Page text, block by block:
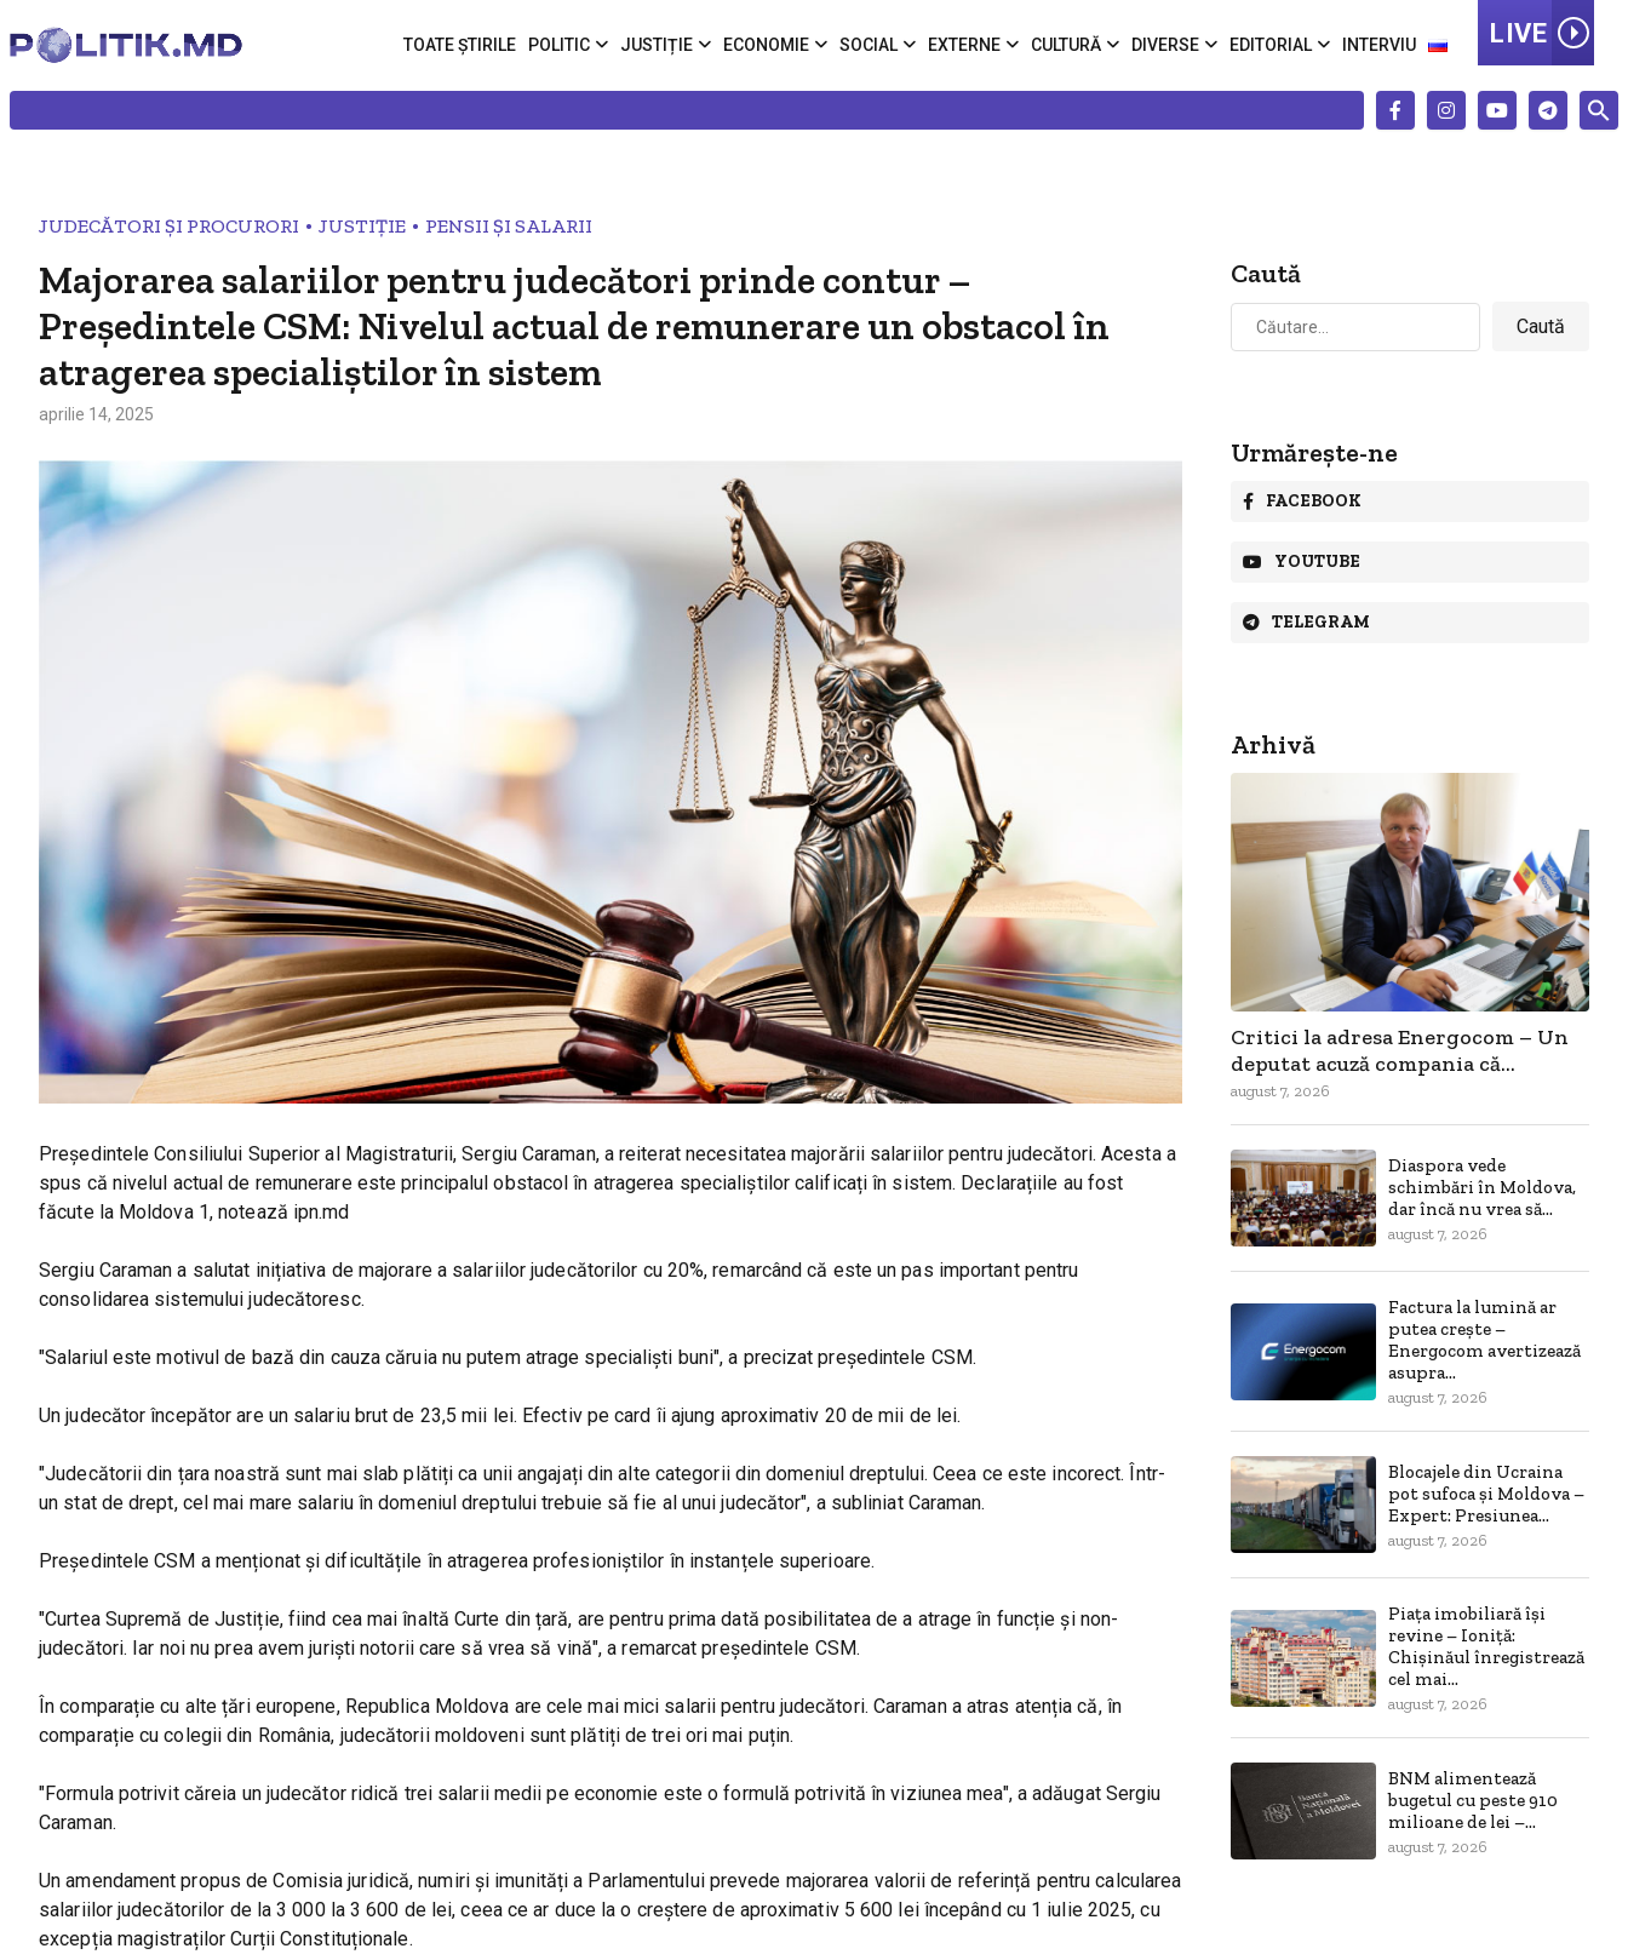
TOATE ȘTIRILE POLITIC JUSTIȚIE ECONOMIE SOCIAL EXTERNE CULTURĂ DIVERSE EDITORIAL INTERVIU LIVE
JUDECĂTORI ȘI PROCURORI • JUSTIȚIE • PENSII ȘI SALARII
Majorarea salariilor pentru judecători prinde contur –
Preşedintele CSM: Nivelul actual de remunerare un obstacol în
atragerea specialiștilor în sistem
aprilie 14, 2025
Președintele Consiliului Superior al Magistraturii, Sergiu Caraman, a reiterat necesitatea majorării salariilor pentru judecători. Acesta a
spus că nivelul actual de remunerare este principalul obstacol în atragerea specialiștilor calificați în sistem. Declarațiile au fost
făcute la Moldova 1, notează ipn.md
Sergiu Caraman a salutat inițiativa de majorare a salariilor judecătorilor cu 20%, remarcând că este un pas important pentru
consolidarea sistemului judecătoresc.
"Salariul este motivul de bază din cauza căruia nu putem atrage specialiști buni", a precizat președintele CSM.
Un judecător începător are un salariu brut de 23,5 mii lei. Efectiv pe card îi ajung aproximativ 20 de mii de lei.
"Judecătorii din țara noastră sunt mai slab plătiți ca unii angajați din alte categorii din domeniul dreptului. Ceea ce este incorect. Într-
un stat de drept, cel mai mare salariu în domeniul dreptului trebuie să fie al unui judecător", a subliniat Caraman.
Președintele CSM a menționat și dificultățile în atragerea profesioniștilor în instanțele superioare.
"Curtea Supremă de Justiție, fiind cea mai înaltă Curte din țară, are pentru prima dată posibilitatea de a atrage în funcție și non-
judecători. Iar noi nu prea avem juriști notorii care să vrea să vină", a remarcat președintele CSM.
În comparație cu alte țări europene, Republica Moldova are cele mai mici salarii pentru judecători. Caraman a atras atenția că, în
comparație cu colegii din România, judecătorii moldoveni sunt plătiți de trei ori mai puțin.
"Formula potrivit căreia un judecător ridică trei salarii medii pe economie este o formulă potrivită în viziunea mea", a adăugat Sergiu
Caraman.
Un amendament propus de Comisia juridică, numiri și imunități a Parlamentului prevede majorarea valorii de referință pentru calcularea
salariilor judecătorilor de la 3 000 la 3 600 de lei, ceea ce ar duce la o creștere de aproximativ 5 600 lei începând cu 1 iulie 2025, cu
excepția magistraților Curții Constituționale.
Caută
Caută
după:
Urmărește-ne
FACEBOOK
YOUTUBE
TELEGRAM
Arhivă
Critici la adresa Energocom – Un
deputat acuză compania că...
august 7, 2026
Diaspora vede
schimbări în Moldova,
dar încă nu vrea să...
august 7, 2026
Factura la lumină ar
putea crește –
Energocom avertizează
asupra...
august 7, 2026
Blocajele din Ucraina
pot sufoca și Moldova –
Expert: Presiunea...
august 7, 2026
Piața imobiliară își
revine – Ioniță:
Chișinăul înregistrează
cel mai...
august 7, 2026
BNM alimentează
bugetul cu peste 910
milioane de lei –...
august 7, 2026